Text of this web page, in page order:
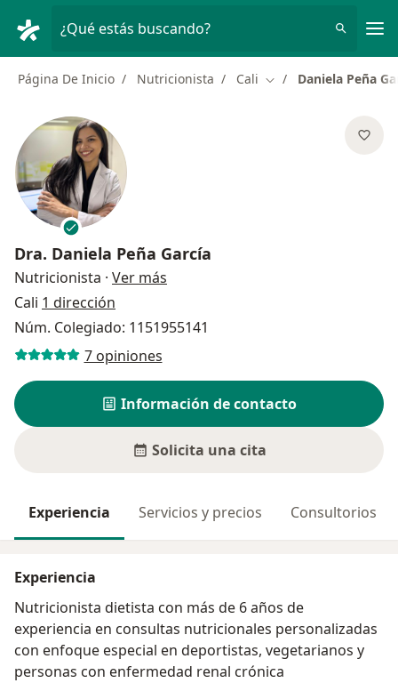
¿Qué estás buscando?
Página De Inicio Nutricionista Cali Cambiar de ciudad
Daniela Peña
Dra. Daniela Peña García
Nutricionista · Ver más
Cali 1 dirección
Núm. Colegiado: 1151955141
7 opiniones
Información de contacto
Solicita una cita
Experiencia Servicios y precios Consultorios
Experiencia
Nutricionista dietista con más de 6 años de
experiencia en consultas nutricionales personalizadas
con enfoque especial en deportistas, vegetarianos y
personas con enfermedad renal crónica